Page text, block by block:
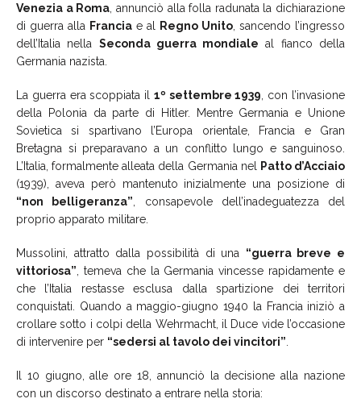
Venezia a Roma , annunciò alla folla radunata la dichiarazione
di guerra alla Francia e al Regno Unito , sancendo l’ingresso
dell’Italia nella Seconda guerra mondiale al fianco della
Germania nazista.
La guerra era scoppiata il 1º settembre 1939 , con l’invasione
della Polonia da parte di Hitler. Mentre Germania e Unione
Sovietica si spartivano l’Europa orientale, Francia e Gran
Bretagna si preparavano a un conflitto lungo e sanguinoso.
L’Italia, formalmente alleata della Germania nel
Patto d’Acciaio
(1939), aveva però mantenuto inizialmente una posizione di
“non belligeranza” , consapevole dell’inadeguatezza del
proprio apparato militare.
Mussolini, attratto dalla possibilità di una “guerra breve e
vittoriosa” , temeva che la Germania vincesse rapidamente e
che l’Italia restasse esclusa dalla spartizione dei territori
conquistati. Quando a maggio-giugno 1940 la Francia iniziò a
crollare sotto i colpi della Wehrmacht, il Duce vide l’occasione
di intervenire per “sedersi al tavolo dei vincitori”
Il 10 giugno, alle ore 18, annunciò la decisione alla nazione
con un discorso destinato a entrare nella storia: